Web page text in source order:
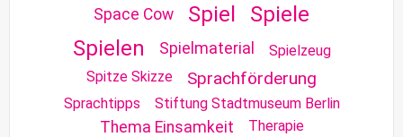
Space Cow
Spiel
Spiele
Spielen
Spielmaterial
Spielzeug
Spitze Skizze
Sprachförderung
Sprachtipps Stiftung Stadtmuseum Berlin
Thema Einsamkeit
Therapie